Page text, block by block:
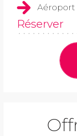
Aéroport
Réserver